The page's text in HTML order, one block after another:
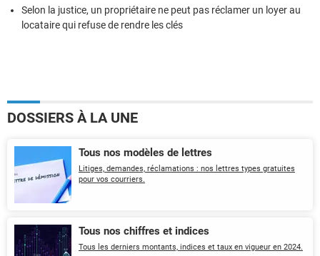
Selon la justice, un propriétaire ne peut pas réclamer un loyer au
locataire qui refuse de rendre les clés
DOSSIERS À LA UNE
Tous nos modèles de lettres
Litiges, demandes, réclamations : nos lettres types gratuites
pour vos courriers.
Tous nos chiffres et indices
Tous les derniers montants, indices et taux en vigueur en 2024.